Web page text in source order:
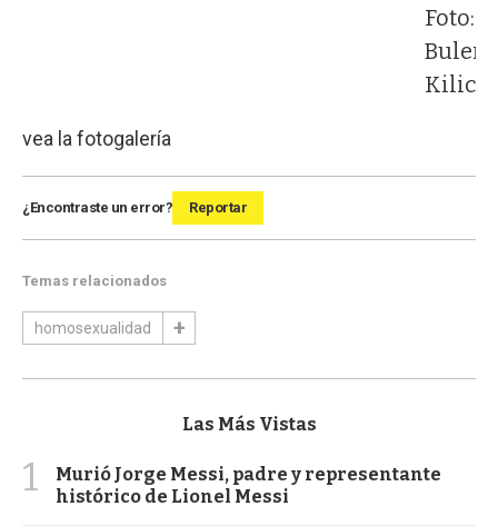
Foto:
Bulent
Kilic.
vea la fotogalería
¿Encontraste un error? Reportar
Temas relacionados
homosexualidad
Las Más Vistas
1
Murió Jorge Messi, padre y representante
histórico de Lionel Messi